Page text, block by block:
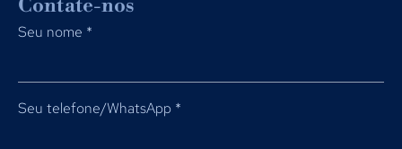
Contate-nos
Seu nome *
Seu telefone/WhatsApp *